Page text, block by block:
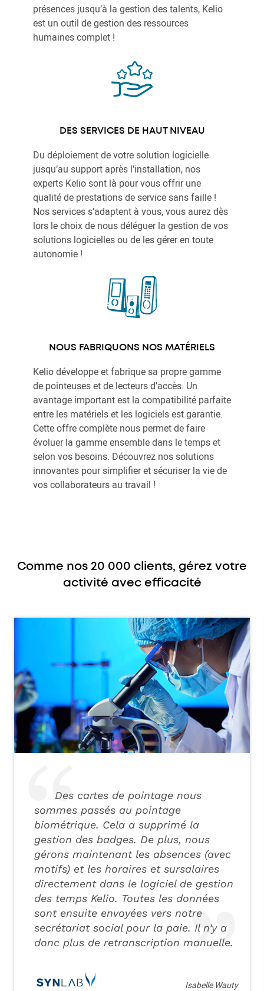
présences jusqu’à la gestion des talents, Kelio
est un outil de gestion des ressources
humaines complet !
DES SERVICES DE HAUT NIVEAU
Du déploiement de votre solution logicielle
jusqu’au support après l'installation, nos
experts Kelio sont là pour vous offrir une
qualité de prestations de service sans faille !
Nos services s’adaptent à vous, vous aurez dès
lors le choix de nous déléguer la gestion de vos
solutions logicielles ou de les gérer en toute
autonomie !
NOUS FABRIQUONS NOS MATÉRIELS
Kelio développe et fabrique sa propre gamme
de pointeuses et de lecteurs d’accès. Un
avantage important est la compatibilité parfaite
entre les matériels et les logiciels est garantie.
Cette offre complète nous permet de faire
évoluer la gamme ensemble dans le temps et
selon vos besoins. Découvrez nos solutions
innovantes pour simplifier et sécuriser la vie de
vos collaborateurs au travail !
Comme nos 20 000 clients, gérez votre
activité avec efficacité
Des cartes de pointage nous
sommes passés au pointage
biométrique. Cela a supprimé la
gestion des badges. De plus, nous
gérons maintenant les absences (avec
motifs) et les horaires et sursalaires
directement dans le logiciel de gestion
des temps Kelio. Toutes les données
sont ensuite envoyées vers notre
secrétariat social pour la paie. Il n’y a
donc plus de retranscription manuelle.
Isabelle Wauty